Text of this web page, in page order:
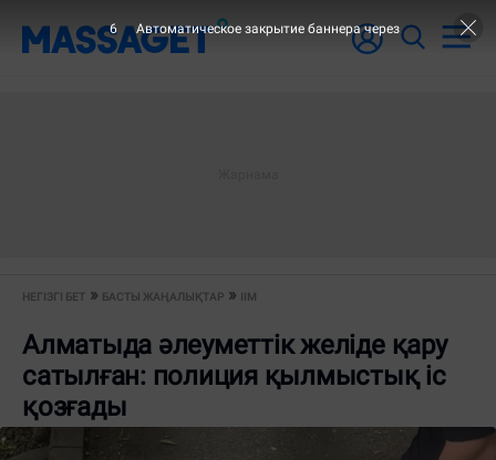
НЕГІЗГІ БЕТ БАСТЫ ЖАҢАЛЫҚТАР ІІМ
Алматыда әлеуметтік желіде қару
сатылған: полиция қылмыстық іс
қозғады
6 Автоматическое закрытие баннера через